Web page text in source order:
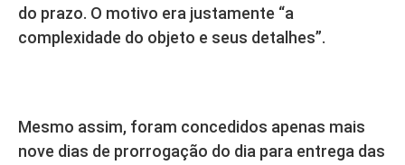
do prazo. O motivo era justamente “a
complexidade do objeto e seus detalhes”.
Mesmo assim, foram concedidos apenas mais
nove dias de prorrogação do dia para entrega das